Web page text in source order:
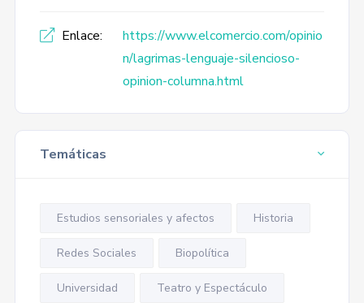
Enlace:
https://www.elcomercio.com/opinio
n/lagrimas-lenguaje-silencioso-
opinion-columna.html
Temáticas
Estudios sensoriales y afectos Historia
Redes Sociales Biopolítica
Universidad Teatro y Espectáculo